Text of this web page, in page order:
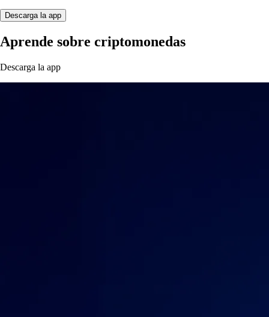
Descarga la app
Aprende sobre criptomonedas
Descarga la app